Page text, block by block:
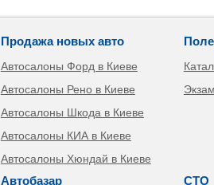
Продажа новых авто
Автосалоны Форд в Киеве
Автосалоны Рено в Киеве
Автосалоны Шкода в Киеве
Автосалоны КИА в Киеве
Автосалоны Хюндай в Киеве
Автобазар СТО